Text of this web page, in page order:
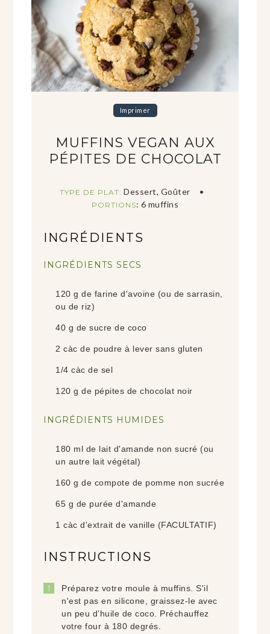
Imprimer
MUFFINS VEGAN AUX
PÉPITES DE CHOCOLAT
TYPE DE PLAT: Dessert, Goûter
PORTIONS: 6 muffins
INGRÉDIENTS
INGRÉDIENTS SECS
120 g de farine d'avoine (ou de sarrasin,
ou de riz)
40 g de sucre de coco
2 càc de poudre à lever sans gluten
1/4 càc de sel
120 g de pépites de chocolat noir
INGRÉDIENTS HUMIDES
180 ml de lait d'amande non sucré (ou
un autre lait végétal)
160 g de compote de pomme non sucrée
65 g de purée d'amande
1 càc d'extrait de vanille (FACULTATIF)
INSTRUCTIONS
Préparez votre moule à muffins. S'il
n'est pas en silicone, graissez-le avec
un peu d’huile de coco. Préchauffez
votre four à 180 degrés.